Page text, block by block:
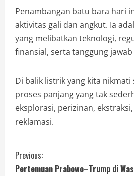
Penambangan batu bara hari
aktivitas gali dan angkut. Ia
yang melibatkan teknologi,
finansial, serta tanggung
Di balik listrik yang kita nikmati
proses panjang yang tak
eksplorasi, perizinan,
reklamasi.
Previous:
Pertemuan Prabowo–Trump di